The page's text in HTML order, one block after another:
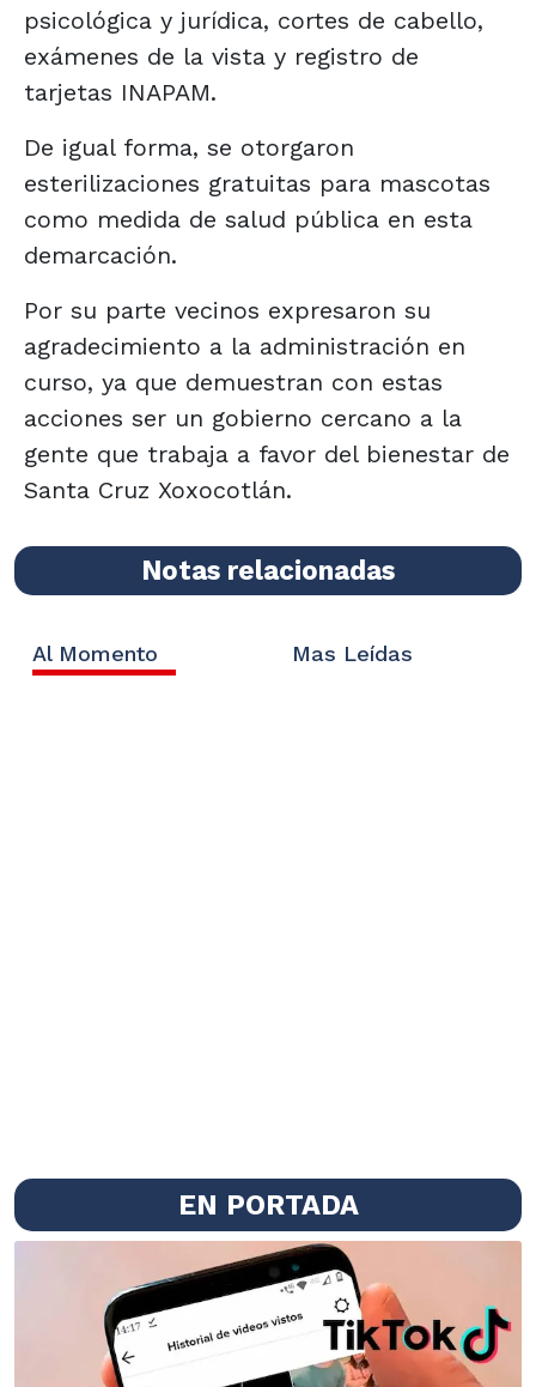
psicológica y jurídica, cortes de cabello,
exámenes de la vista y registro de
tarjetas INAPAM.
De igual forma, se otorgaron
esterilizaciones gratuitas para mascotas
como medida de salud pública en esta
demarcación.
Por su parte vecinos expresaron su
agradecimiento a la administración en
curso, ya que demuestran con estas
acciones ser un gobierno cercano a la
gente que trabaja a favor del bienestar de
Santa Cruz Xoxocotlán.
Notas relacionadas
Al Momento Mas Leídas
EN PORTADA